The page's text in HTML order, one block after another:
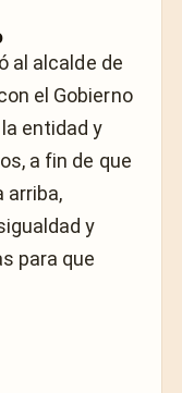
al alcalde de
el Gobierno
entidad y
a fin de que
arriba,
y
para que